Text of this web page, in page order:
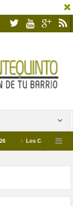
Los Campus de